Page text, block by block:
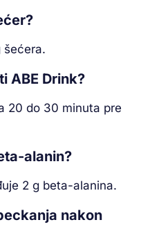
šećera.
ABE Drink?
20 do 30 minuta pre
alanin?
2 g beta-alanina.
nakon